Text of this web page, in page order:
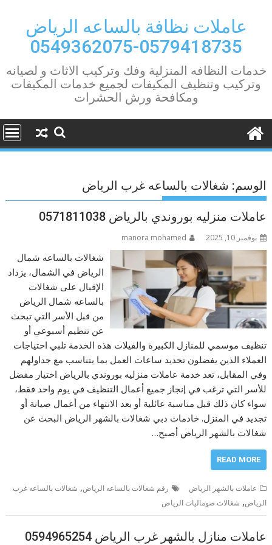
contentعاملات نظافة بالساعه الرياض
0579418735-0549362075
خدمات النظافه المنزلية وفك وتركيب الاثاث و لصيانه
وتركيب وتنظيف المكيفات لجميع خدمات المكيفات
ومكافحة ورش الحشرات
الوسم: شغالات بالساعه غرب الرياض
عاملات منزليه بوروندي بالرياض 0571811038
نوفمبر 10, 2025 manora mohamed
شغالات بالساعه شمال
الرياض في الشمال، يزداد
الإقبال على شغالات
بالساعه شمال الرياض
من قبل الأسر التي تبحث
عن تنظيم أسبوعي أو
تنظيف موسمي للمنازل الكبيرة والفيلات هذه الخدمة تلبي احتياجات
العملاء الذين يفضلون تحديد ساعات العمل بما يتناسب مع جداولهم
وفي المقابل، تعد خدمة عاملات منزليه بوروندي بالرياض اختيار مفضل
للأسر التي ترغب في إنجاز جميع أعمال التنظيف في يوم واحد فقط،
سواء كان ذلك قبل مناسبة عائلية أو بعد الانتهاء من أعمال صيانة أو
تجديد في المنزل. خادمات دبي شغالات بالشهر الرياض البحث عن
شغالات بالشهر الرياض أصبح…
READ MORE
عاملات بالشهر الرياض رقم شغالات بالساعه الرياض, شغالات بالساعه غرب
الرياض, شغالات صوماليات الرياض
عاملات منازل بالشهر غرب الرياض 0594965254